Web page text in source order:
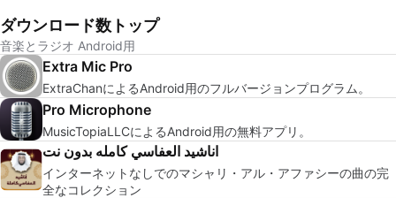
ダウンロード数トップ
音楽とラジオ Android用
Extra Mic Pro
ExtraChanによるAndroid用のフルバージョンプログラム。
Pro Microphone
MusicTopiaLLCによるAndroid用の無料アプリ。
اناشيد العفاسي كامله بدون نت
インターネットなしでのマシャリ・アル・アファシーの曲の完
全なコレクション